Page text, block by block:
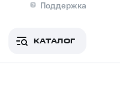
Поддержка
КАТАЛОГ